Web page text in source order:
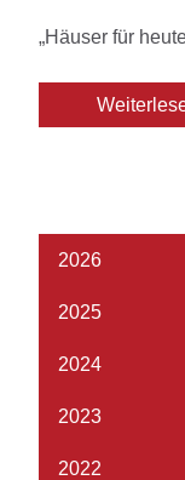
„Häuser für
2026
2025
2024
2023
2022